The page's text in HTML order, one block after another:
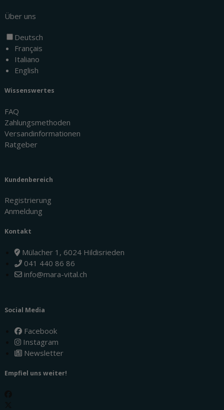
Über uns
Deutsch
Français
Italiano
English
Wissenswertes
FAQ
Zahlungsmethoden
Versandinformationen
Ratgeber
Kundenbereich
Registrierung
Anmeldung
Kontakt
Mülacher 1, 6024 Hildisrieden
041 440 86 86
info@mara-vital.ch
Social Media
Facebook
Instagram
Newsletter
Empfiel uns weiter!